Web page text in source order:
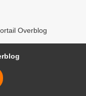
Overblog